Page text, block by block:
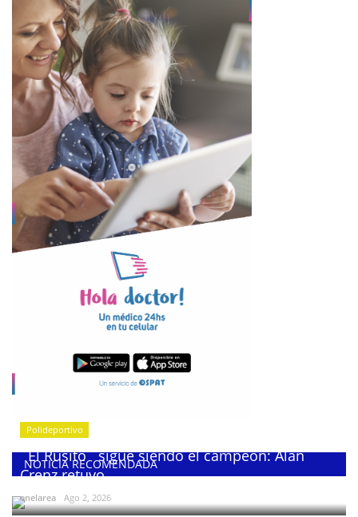
NOTICIA RECOMENDADA
Polideportivo
¨El Rusito¨ sigue siendo el campeón: Alan
Crenz retuvo...
enelarea Ago 2, 2026